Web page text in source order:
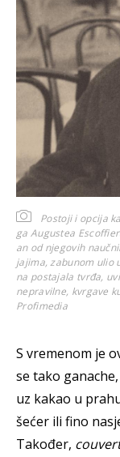
Postoji i opcija
ga Augustea
an od njegovih
jajima, zabunom ulio
na postajala tvrđa,
nepravilne, kvrgave
Profimedia
S vremenom je
se tako
uz kakao u
šećer ili fino
Također,